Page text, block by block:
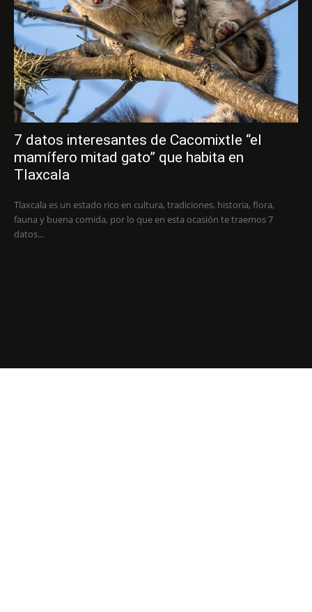
7 datos interesantes de Cacomixtle “el
mamífero mitad gato” que habita en
Tlaxcala
Tlaxcala es un estado rico en cultura, tradiciones, historia, flora,
fauna y buena comida, por lo que en esta ocasión te traemos 7
datos...